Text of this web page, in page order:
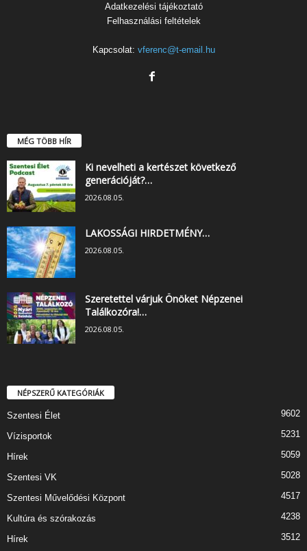
Adatkezelési tájékoztató
Felhasználási feltételek
Kapcsolat: vferenc@t-email.hu
MÉG TÖBB HÍR
Ki nevelheti a kertészet következő
generációját?…
2026.08.05.
LAKOSSÁGI HIRDETMÉNY…
2026.08.05.
Szeretettel várjuk Önöket Népzenei
Találkozóra!…
2026.08.05.
NÉPSZERŰ KATEGÓRIÁK
Szentesi Élet 9602
Vízisportok 5231
Hírek 5059
Szentesi VK 5028
Szentesi Művelődési Központ 4517
Kultúra és szórakozás 4238
Hírek 3512